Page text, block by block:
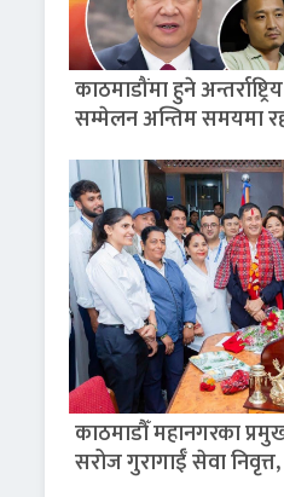
काठमाडौंमा हुने
सम्मेलन अन्तिम समयमा
काठमाडौँ महानगरका
सरोज गुरागाईँ सेवा